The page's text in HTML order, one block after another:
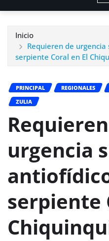
Inicio
Requieren de
serpiente Coral en El
PRINCIPAL REGIONALES
ZULIA
urgencia
serpiente